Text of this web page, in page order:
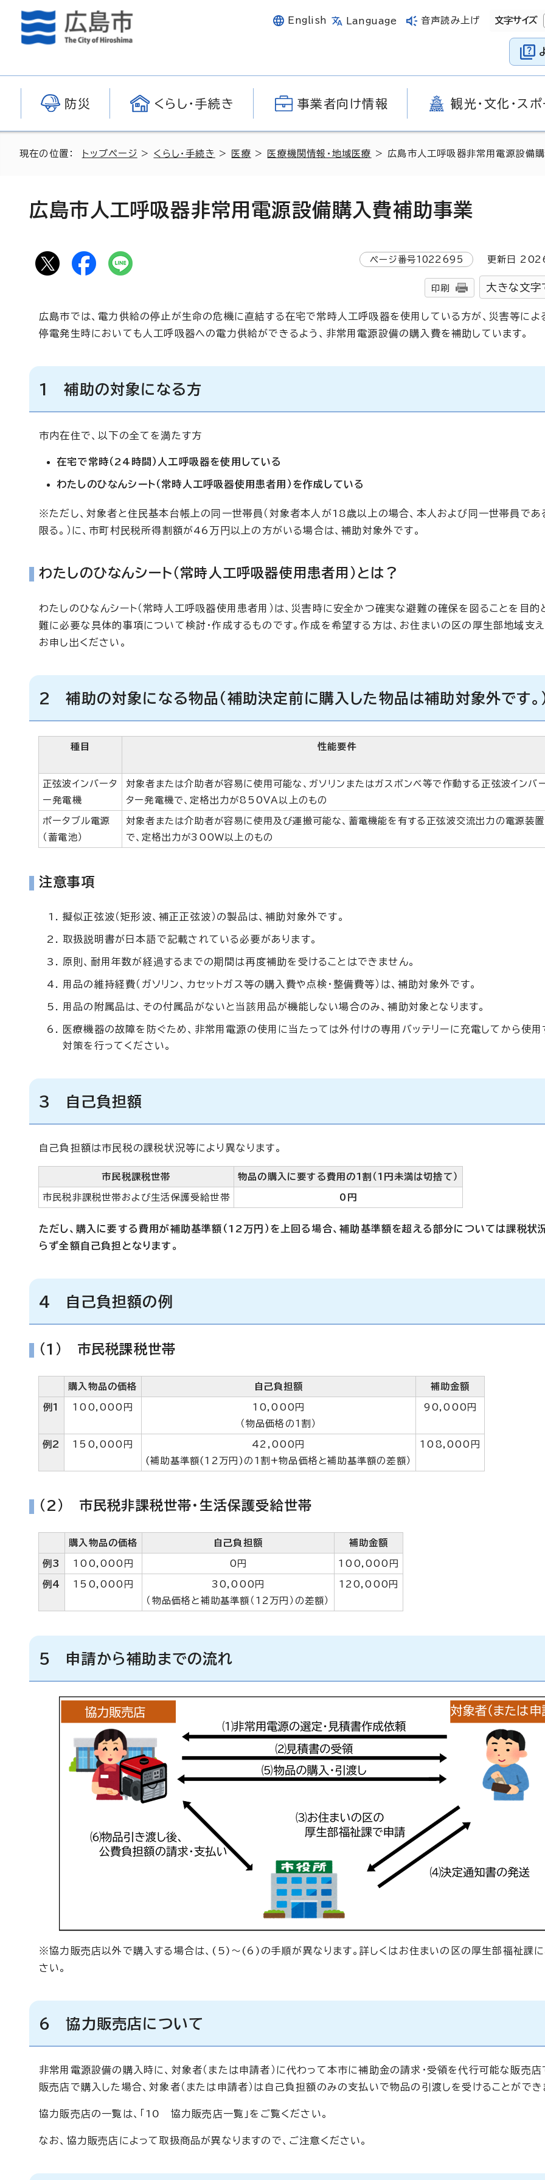
English Language 音声読み上げ 文字サイズ
防災 くらし・手続き 事業者向け情報 観光・文化・ス
現在の位置： トップページ > くらし・手続き > 医療 > 医療機関情報・地域医療 > 広島市人工呼吸器非常用電源設備
広島市人工呼吸器非常用電源設備購入費補助事業
ページ番号1022695 更新日
印刷 大きな文字
広島市では、電力供給の停止が生命の危機に直結する在宅で常時人工呼吸器を使用している方が、災害等によ
停電発生時においても人工呼吸器への電力供給ができるよう、非常用電源設備の購入費を補助しています。
1 補助の対象になる方
市内在住で、以下の全てを満たす方
在宅で常時（24時間）人工呼吸器を使用している
わたしのひなんシート（常時人工呼吸器使用患者用）を作成している
※ただし、対象者と住民基本台帳上の同一世帯員（対象者本人が18歳以上の場合、本人および同一世帯員であ
限る。）に、市町村民税所得割額が46万円以上の方がいる場合は、補助対象外です。
わたしのひなんシート（常時人工呼吸器使用患者用）とは？
わたしのひなんシート（常時人工呼吸器使用患者用）は、災害時に安全かつ確実な避難の確保を図ることを目的
難に必要な具体的事項について検討・作成するものです。作成を希望する方は、お住まいの区の厚生部地域支
お申し出ください。
2 補助の対象になる物品（補助決定前に購入した物品は補助対象外です。
種目 性能要件
正弦波インバータ
ー発電機
対象者または介助者が容易に使用可能な、ガソリンまたはガスボンベ等で作動する正弦波インバ
ター発電機で、定格出力が850VA以上のもの
ポータブル電源
（蓄電池）
対象者または介助者が容易に使用及び運搬可能な、蓄電機能を有する正弦波交流出力の電源装置
で、定格出力が300W以上のもの
注意事項
擬似正弦波（矩形波、補正正弦波）の製品は、補助対象外です。
取扱説明書が日本語で記載されている必要があります。
原則、耐用年数が経過するまでの期間は再度補助を受けることはできません。
用品の維持経費（ガソリン、カセットガス等の購入費や点検・整備費等）は、補助対象外です。
用品の附属品は、その付属品がないと当該用品が機能しない場合のみ、補助対象となります。
医療機器の故障を防ぐため、非常用電源の使用に当たっては外付けの専用バッテリーに充電してから使用
対策を行ってください。
3 自己負担額
自己負担額は市民税の課税状況等により異なります。
市民税課税世帯 物品の購入に要する費用の1 割 （1円未満は切捨て）
市民税非課税世帯および生活保護受給世帯 0 円
ただし、購入に要する費用が補助基準額（12万円）を上回る場合、補助基準額を超える部分については課税状
らず全額自己負担となります。
4 自己負担額の例
(1) 市民税課税世帯
購入物品の価格 自己負担額 補助金額
例1 100,000円
10,000円
（物品価格の1割）
90,000円
例2 150,000円
42,000円
(補助基準額(12万円)の1割+物品価格と補助基準額の差額）
108,000円
(2) 市民税非課税世帯・生活保護受給世帯
購入物品の価格 自己負担額 補助金額
例3 100,000円 0円 100,000円
例4 150,000円
30,000円
（物品価格と補助基準額（12万円）の差額）
120,000円
5 申請から補助までの流れ
※協力販売店以外で購入する場合は、(5)～(6)の手順が異なります。詳しくはお住まいの区の厚生部福祉課
さい。
6 協力販売店について
非常用電源設備の購入時に、対象者（または申請者）に代わって本市に補助金の請求・受領を代行可能な販売店
販売店で購入した場合、対象者（または申請者）は自己負担額のみの支払いで物品の引渡しを受けることができ
協力販売店の一覧は、「10 協力販売店一覧」をご覧ください。
なお、協力販売店によって取扱商品が異なりますので、ご注意ください。